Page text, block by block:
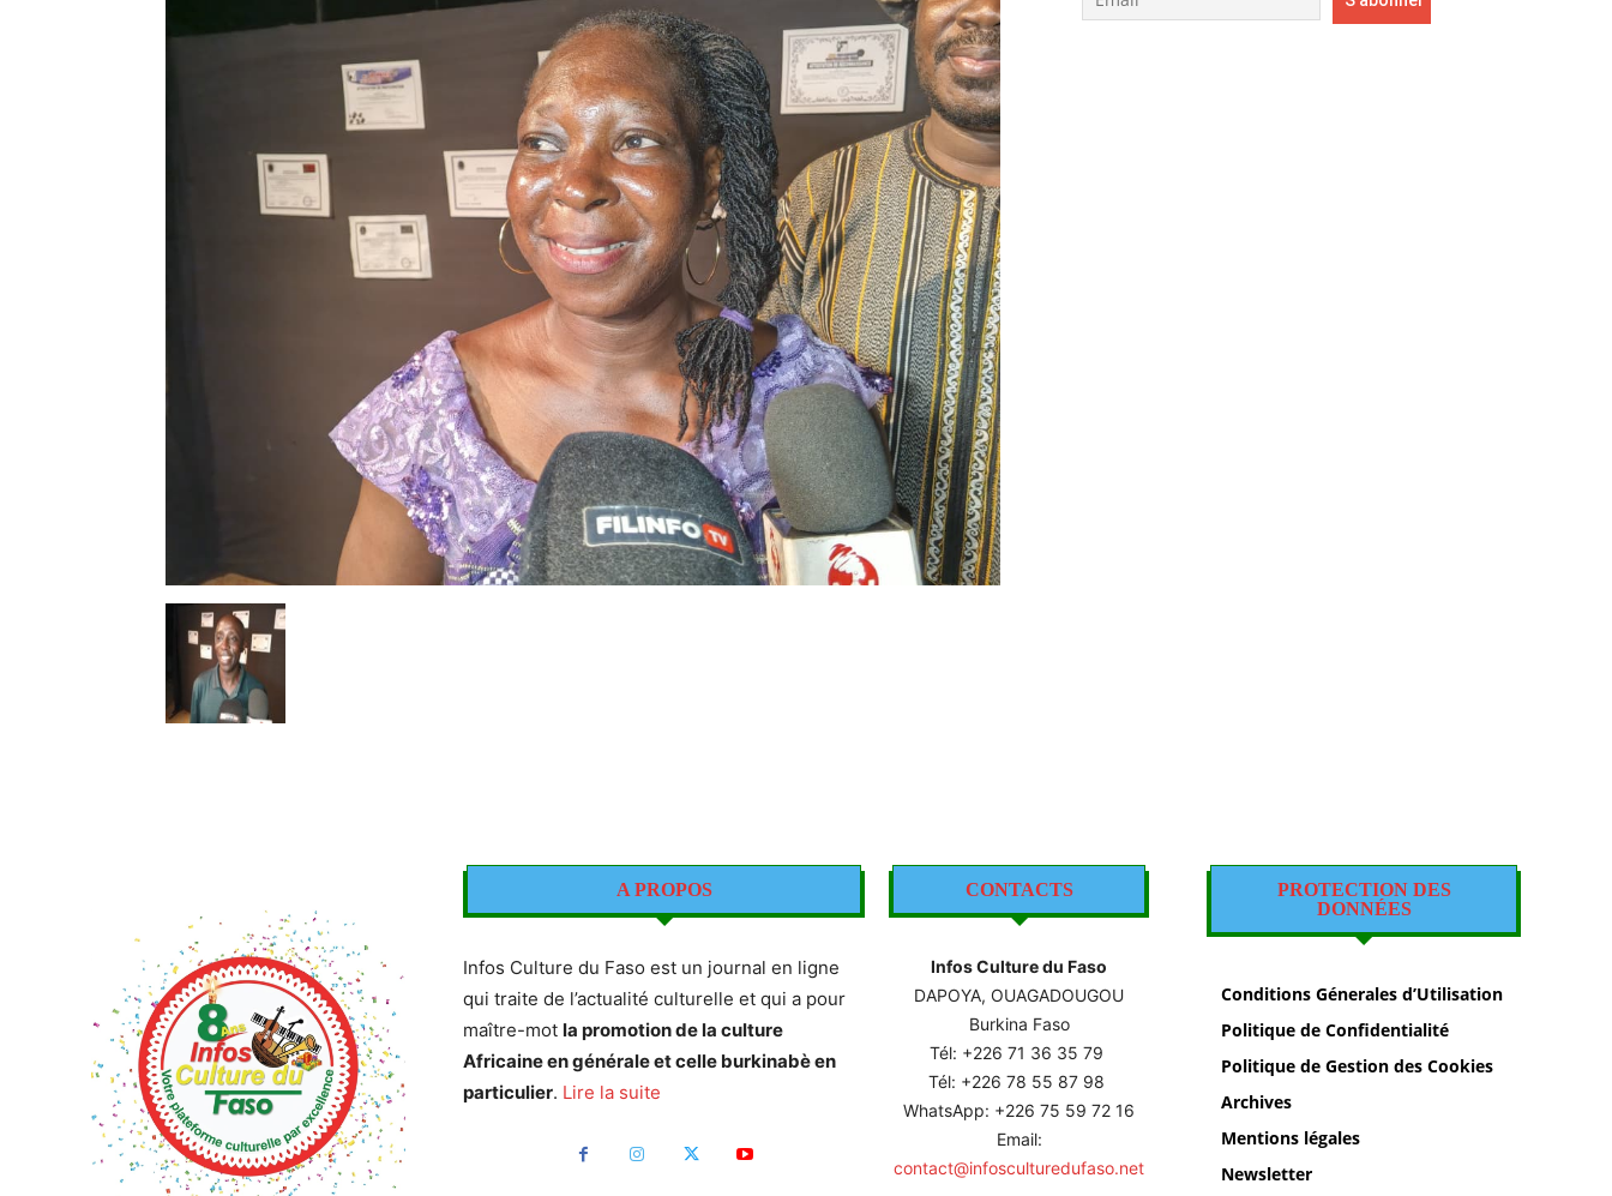
A PROPOS
Infos Culture du Faso est un journal en ligne
qui traite de l’actualité culturelle et qui a pour
maître-mot la promotion de la culture
Africaine en générale et celle burkinabè en
particulier. Lire la suite
CONTACTS
Infos Culture du Faso
DAPOYA, OUAGADOUGOU
Burkina Faso
Tél: +22671 36 35 79
Tél: +226 78 55 87 98
WhatsApp: +226 75 59 72 16
Email:
contact@infosculturedufaso.net
PROTECTION DES
DONNÉES
Conditions Génerales d’Utilisation
Politique de Confidentialité
Politique de Gestion des Cookies
Archives
Mentions légales
Newsletter